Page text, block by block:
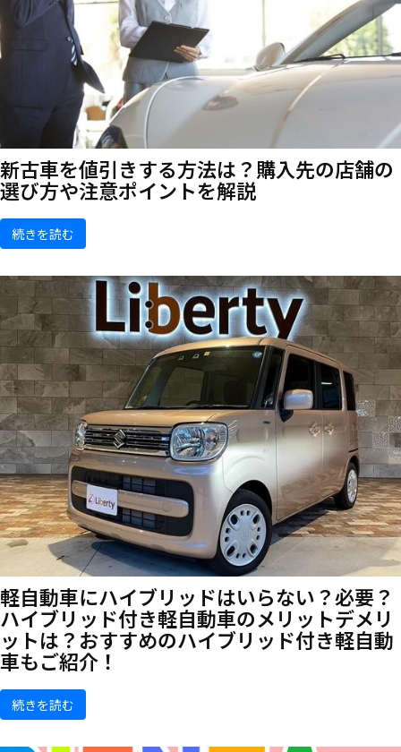
新古車を値引きする方法は？購入先の店舗の
選び方や注意ポイントを解説
続きを読む
軽自動車にハイブリッドはいらない？必要？
ハイブリッド付き軽自動車のメリットデメリ
ットは？おすすめのハイブリッド付き軽自動
車もご紹介！
続きを読む